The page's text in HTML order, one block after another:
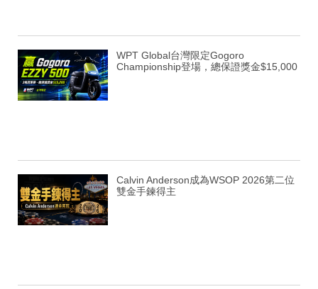
WPT Global台灣限定Gogoro
Championship登場，總保證獎金$15,000
Calvin Anderson成為WSOP 2026第二位
雙金手鍊得主